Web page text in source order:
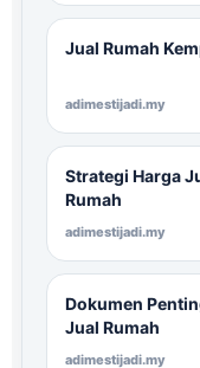
Jual Rumah
adimestijadi.my
Strategi Harga
Rumah
adimestijadi.my
Dokumen
Jual Rumah
adimestijadi.my